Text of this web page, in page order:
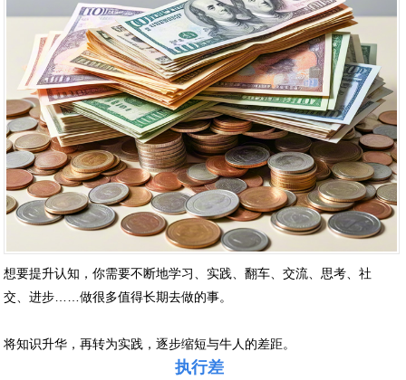
想要提升认知，你需要不断地学习、实践、翻车、交流、思考、社
交、进步……做很多值得长期去做的事。
将知识升华，再转为实践，逐步缩短与牛人的差距。
执行差